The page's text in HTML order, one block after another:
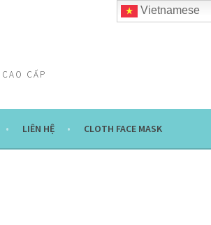
CẤP
LIÊN HỆ CLOTH FACE MASK
Vietnamese